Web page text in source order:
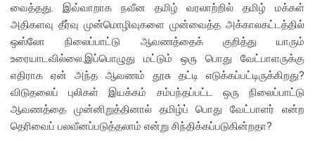
வைத்தது. இவ்வாறாக நவீன தமிழ் வரலாற்றில் தமிழ் மக்கள்
அதிகளவு தீர்வு முன்மொழிவுகளை முன்வைத்த அக்காலகட்டத்தில்
ஒஸ்லோ நிலைப்பாட்டு ஆவணத்தைக் குறித்து யாரும்
உரையாடவில்லை.இப்பொழுது மட்டும் ஒரு பொது வேட்பாளருக்கு
எதிராக ஏன் அந்த ஆவணம் தூசு தட்டி எடுக்கப்பட்டிருக்கிறது?
விடுதலைப் புலிகள் இயக்கம் சம்பந்தப்பட்ட ஒரு நிலைப்பாட்டு
ஆவணத்தை முன்னிறுத்தினால் தமிழ்ப் பொது வேட்பாளர் என்ற
தெரிவைப் பலவீனப்படுத்தலாம் என்று சிந்திக்கப்படுகின்றதா?